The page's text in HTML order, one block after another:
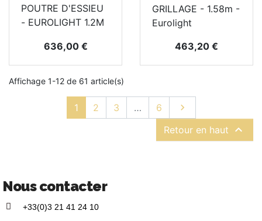
POUTRE D'ESSIEU
- EUROLIGHT 1.2M
Prix
636,00 €
GRILLAGE - 1.58m -
Eurolight
Prix
463,20 €
Affichage 1-12 de 61 article(s)
1 2 3 … 6 Suivant

Retour en haut 
Nous contacter
+33(0)3 21 41 24 10